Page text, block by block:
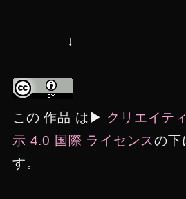
↓
この 作品 は▶︎ クリエイテ
示 4.0 国際 ライセンスの下
す。